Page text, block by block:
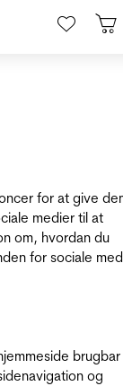
for at give
medier til at
om, hvordan du
for sociale
og